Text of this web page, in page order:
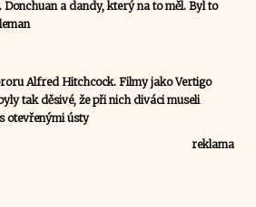
Donchuan a dandy, který na to měl. Byl to
Alfred Hitchcock. Filmy jako Vertigo
tak děsivé, že při nich diváci museli
otevřenými ústy
reklama